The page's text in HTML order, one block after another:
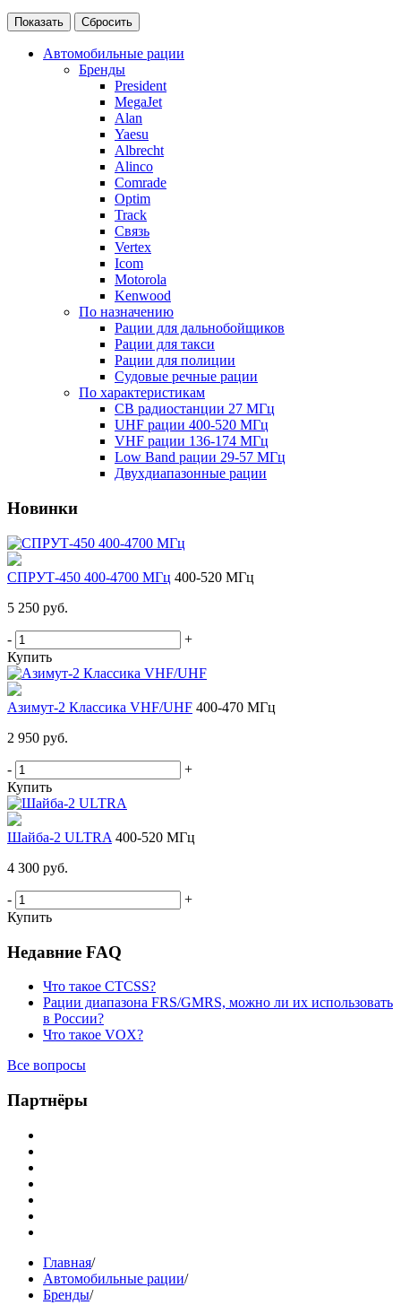
Автомобильные рации
Бренды
President
MegaJet
Alan
Yaesu
Albrecht
Alinco
Comrade
Optim
Track
Связь
Vertex
Icom
Motorola
Kenwood
По назначению
Рации для дальнобойщиков
Рации для такси
Рации для полиции
Судовые речные рации
По характеристикам
CB радиостанции 27 МГц
UHF рации 400-520 МГц
VHF рации 136-174 МГц
Low Band рации 29-57 МГц
Двухдиапазонные рации
Новинки
СПРУТ-450 400-4700 МГц 400-520 МГц
5 250 руб.
-
+
Купить
Азимут-2 Классика VHF/UHF 400-470 МГц
2 950 руб.
-
+
Купить
Шайба-2 ULTRA 400-520 МГц
4 300 руб.
-
+
Купить
Недавние FAQ
Что такое CTCSS?
Рации диапазона FRS/GMRS, можно ли их использовать
в России?
Что такое VOX?
Все вопросы
Партнёры
Главная/
Автомобильные рации/
Бренды/